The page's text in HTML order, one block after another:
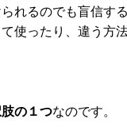
れるのでも盲信する
使ったり、違う方
の１つなのです。